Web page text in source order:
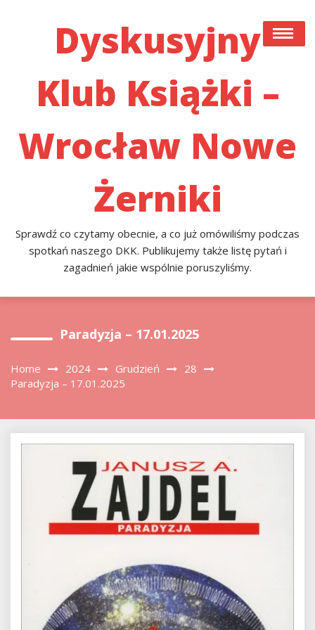
Dyskusyjny
Klub Książki –
Wrocław Nowe
Żerniki
Sprawdź co czytamy obecnie, a co już omówiliśmy podczas
spotkań naszego DKK. Publikujemy także listę pytań i
zagadnień jakie wspólnie poruszyliśmy.
#22 (bez Tytułu)
Co Czytamy Obecnie, A Co Już Przeczytaliśmy I
Także Listę Pytań I Zagadnień Jakie Poruszyliśmy.
Przykładowa Strona
Paradyzja – 17.01.2025
Home 2024 Grudzień
28
Paradyzja – 17.01.2025